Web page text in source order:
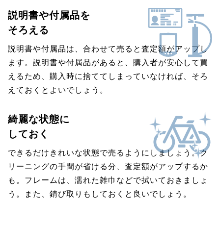
説明書や付属品を
そろえる
説明書や付属品は、合わせて売ると査定額がアップし
ます。説明書や付属品があると、購入者が安心して買
えるため、購入時に捨ててしまっていなければ、そろ
えておくとよいでしょう。
綺麗な状態に
しておく
できるだけきれいな状態で売るようにしましょう。ク
リーニングの手間が省ける分、査定額がアップするか
も。フレームは、濡れた雑巾などで拭いておきましょ
う。また、錆び取りもしておくと良いでしょう。